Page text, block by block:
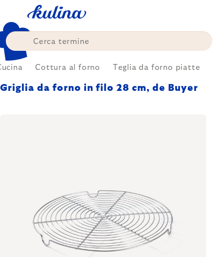
content
Cottura al forno Teglia da forno piatte
Griglia da forno in filo 28 cm, de Buyer